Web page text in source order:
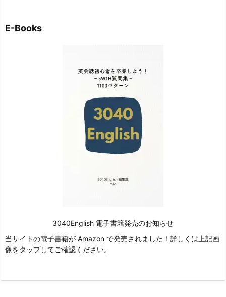
E-Books
3040English 電子書籍発売のお知らせ
当サイトの電子書籍が Amazon で発売されました！詳しくは上記画
像をタップしてご確認ください。